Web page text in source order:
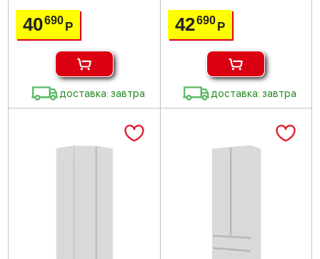
40690Р
доставка: завтра
42690 Р
доставка: завтра